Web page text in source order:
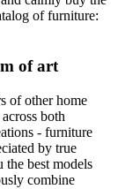
of furniture:
of art
of other home
both
- furniture
by true
the best models
combine